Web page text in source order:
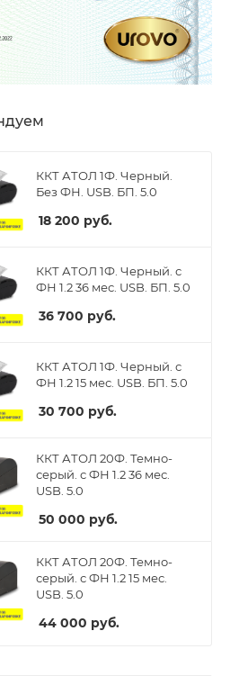
ККТ АТОЛ 1Ф. Черный.
Без ФН. USB. БП. 5.0
18 200 руб.
ККТ АТОЛ 1Ф. Черный. с
ФН 1.2 36 мес. USB. БП. 5.0
36 700 руб.
ККТ АТОЛ 1Ф. Черный. с
ФН 1.2 15 мес. USB. БП. 5.0
30 700 руб.
ККТ АТОЛ 20Ф. Темно-
серый. с ФН 1.2 36 мес.
USB. 5.0
50 000 руб.
ККТ АТОЛ 20Ф. Темно-
серый. с ФН 1.2 15 мес.
USB. 5.0
44 000 руб.